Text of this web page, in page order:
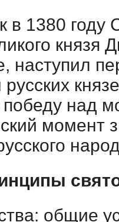
в 1380
князя
наступил
над
момент
общие